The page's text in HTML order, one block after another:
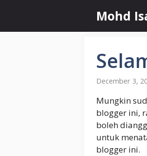
content
Mohd
December 3,
Mungkin
blogger ini,
boleh
untuk
blogger ini.